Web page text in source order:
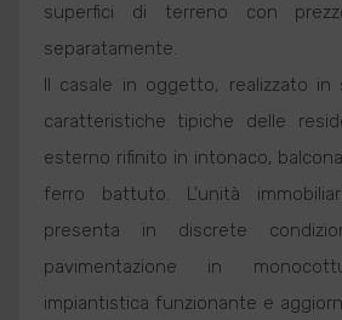
superfici di terreno con
separatamente.
Il casale in oggetto, realizzato in
caratteristiche tipiche delle
esterno rifinito in intonaco,
ferro battuto. L'unità
presenta in discrete
pavimentazione in
impiantistica funzionante e